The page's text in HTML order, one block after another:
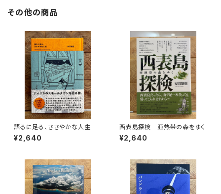
その他の商品
語るに足る、ささやかな人生
¥2,640
西表島探検 亜熱帯の森をゆく
¥2,640